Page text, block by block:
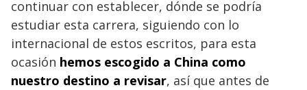
continuar con establecer, dónde se podría
estudiar esta carrera, siguiendo con lo
internacional de estos escritos, para esta
ocasión hemos escogido a China como
nuestro destino a revisar, así que antes de